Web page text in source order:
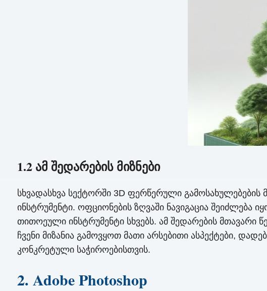
1.2 ამ შედარების მიზნები
სხვადასხვა სექტორში 3D ფერწერული გამოსახულებების
ინსტრუმენტი. ოფციონების ზღვაში ნავიგაცია შეიძლება
თითოეული ინსტრუმენტი სხვებს. ამ შედარების
ჩვენი მიზანია გამოვყოთ მათი არსებითი ასპექტები,
კონკრეტული საჭიროებისთვის.
2. Adobe Photoshop